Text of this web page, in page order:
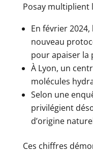
Posay multiplient
En février 2024,
nouveau
pour apaiser la
À Lyon, un
molécules
Selon une
privilégient
d’origine
Ces chiffres